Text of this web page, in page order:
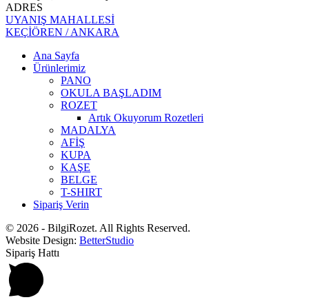
ADRES
UYANIŞ MAHALLESİ
KEÇİÖREN / ANKARA
Ana Sayfa
Ürünlerimiz
PANO
OKULA BAŞLADIM
ROZET
Artık Okuyorum Rozetleri
MADALYA
AFİŞ
KUPA
KAŞE
BELGE
T-SHIRT
Sipariş Verin
© 2026 - BilgiRozet. All Rights Reserved.
Website Design: BetterStudio
Sipariş Hattı